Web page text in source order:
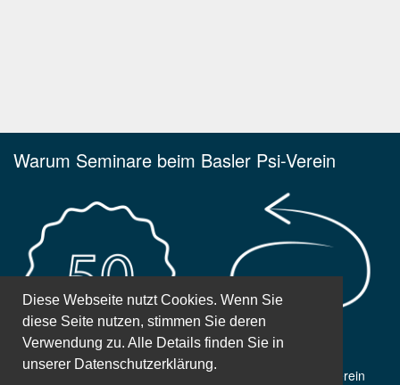
Diese Webseite nutzt Cookies. Wenn Sie
diese Seite nutzen, stimmen Sie deren
Verwendung zu. Alle Details finden Sie in
unserer Datenschutzerklärung.
Warum Seminare beim Basler Psi-Verein
Gemeinnütziger Verein